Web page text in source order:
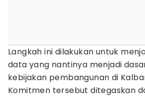
Langkah ini dilakukan untuk
data yang nantinya menjadi
kebijakan pembangunan di
Komitmen tersebut ditegaskan